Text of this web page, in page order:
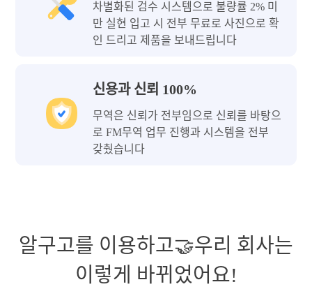
차별화된 검수 시스템으로 불량률 2% 미
만 실현 입고 시 전부 무료로 사진으로 확
인 드리고 제품을 보내드립니다
신용과 신뢰 100%
무역은 신뢰가 전부임으로 신뢰를 바탕으
로 FM무역 업무 진행과 시스템을 전부
갖췄습니다
알구고를 이용하고🤝우리 회사는
이렇게 바뀌었어요!